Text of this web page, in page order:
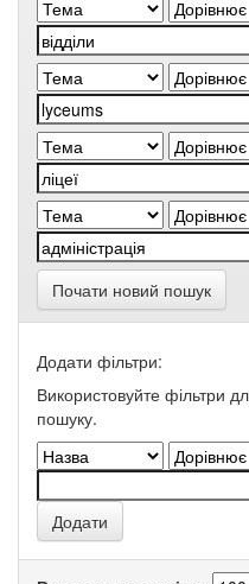
Почати новий пошук
Додати фільтри:
Використовуйте фільтри
пошуку.